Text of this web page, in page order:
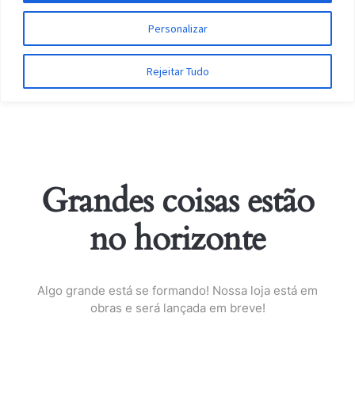
Personalizar
Rejeitar Tudo
Início/ crop top
Grandes coisas estão
no horizonte
Algo grande está se formando! Nossa loja está em
obras e será lançada em breve!